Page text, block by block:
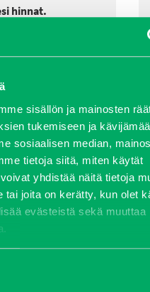
sisällön ja mainosten
tukemiseen ja
sosiaalisen median,
tietoja siitä, miten käytät
yhdistää näitä tietoja
tai joita on kerätty, kun olet
evästeistä sekä muuttaa
hinnat.